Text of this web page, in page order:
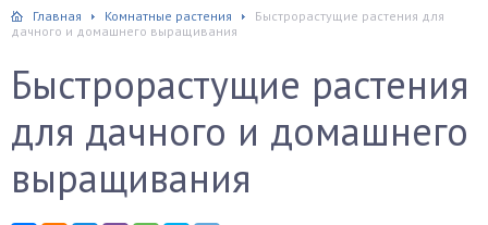
Главная Комнатные растения
Быстрорастущие растения для
дачного и домашнего выращивания
Быстрорастущие растения
для дачного и домашнего
выращивания